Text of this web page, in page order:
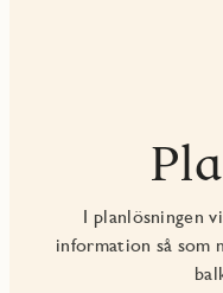
I planlösningen
information så som